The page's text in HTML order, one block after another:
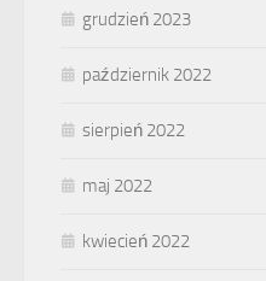
grudzień 2023
październik 2022
sierpień 2022
maj 2022
kwiecień 2022